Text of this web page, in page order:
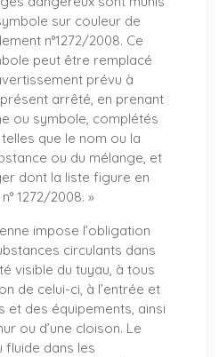
sur couleur de
n°1272/2008. Ce
peut être remplacé
prévu à
présent arrêté, en prenant
ou symbole, complétés
que le nom ou la
ou du mélange, et
dont la liste figure en
1272/2008. »
impose l’obligation
circulants dans
visible du tuyau, à tous
de celui-ci, à l’entrée et
et des équipements, ainsi
ou d’une cloison. Le
fluide dans les